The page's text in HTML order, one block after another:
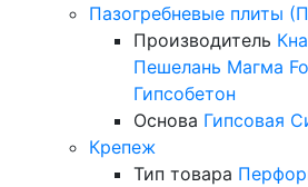
Пазогребневые плиты
Производитель
Пешелань Магма
Гипсобетон
Основа Гипсовая
Крепеж
Тип товара